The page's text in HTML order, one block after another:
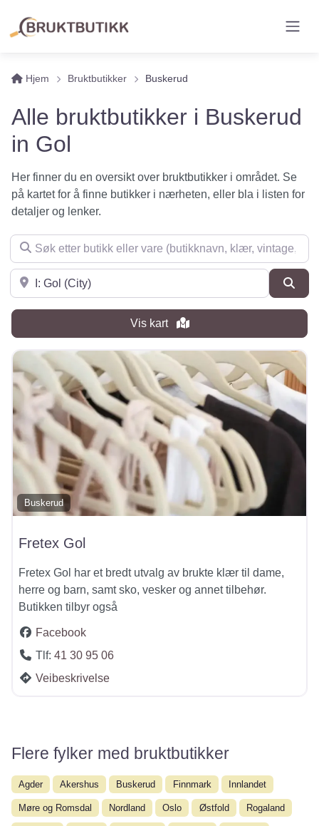
Hjem Bruktbutikker Buskerud
Alle bruktbutikker i Buskerud
in Gol
Her finner du en oversikt over bruktbutikker i området. Se
på kartet for å finne butikker i nærheten, eller bla i listen for
detaljer og lenker.
Søk etter butikk eller vare (butikknavn, klær, vintage, møbler
Søk i nærheten
Vis kart
Buskerud
Fretex Gol
Fretex Gol har et bredt utvalg av brukte klær til dame,
herre og barn, samt sko, vesker og annet tilbehør.
Butikken tilbyr også
Facebook
Tlf: 41 30 95 06
Veibeskrivelse
Flere fylker med bruktbutikker
Agder Akershus Buskerud Finnmark Innlandet
Møre og Romsdal Nordland Oslo Østfold Rogaland